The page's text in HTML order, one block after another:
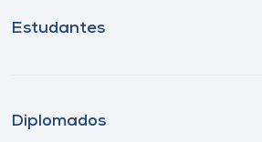
Estudantes
Diplomados